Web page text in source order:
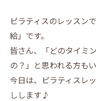
ピラティスのレッスン
給」です。
皆さん、「どのタイミ
の？」と思われる方も
今日は、ピラティスレ
しします♪